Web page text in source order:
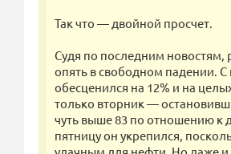
Так что — двойной просчет.
Судя по последним новостям,
опять в свободном падении. С
обесценился на 12% и на
только вторник —
чуть выше 83 по отношению к
пятницу он укрепился,